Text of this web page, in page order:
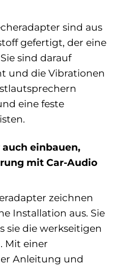
sind aus
gefertigt, der eine
sind darauf
und die Vibrationen
eine feste
einbauen,
mit Car-Audio
zeichnen
Installation aus. Sie
sie die werkseitigen
Mit einer
Anleitung und